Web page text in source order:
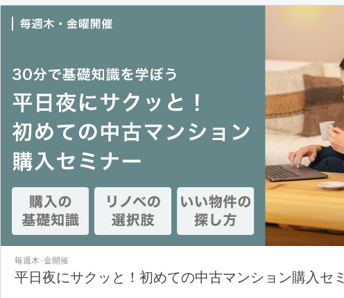
毎週木･金開催
平日夜にサクッと！初めての中古マンション購入セ